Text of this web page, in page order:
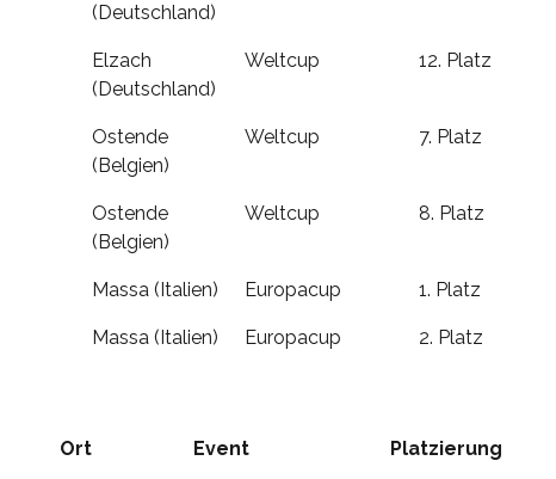
(Deutschland)
Elzach
(Deutschland)
Weltcup 12. Platz
Ostende
(Belgien)
Weltcup 7. Platz
Ostende
(Belgien)
Weltcup 8. Platz
Massa (Italien) Europacup 1. Platz
Massa (Italien) Europacup 2. Platz
Ort Event Platzierung